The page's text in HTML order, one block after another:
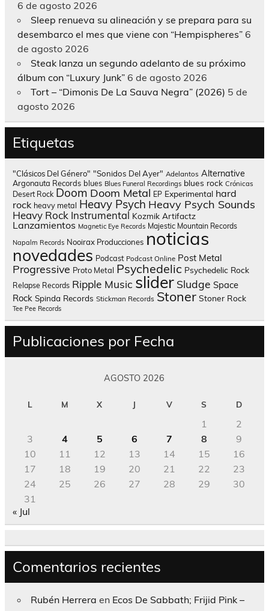
6 de agosto 2026
Sleep renueva su alineación y se prepara para su
desembarco el mes que viene con “Hempispheres” 6
de agosto 2026
Steak lanza un segundo adelanto de su próximo
álbum con “Luxury Junk” 6 de agosto 2026
Tort – “Dimonis De La Sauva Negra” (2026) 5 de
agosto 2026
Etiquetas
"Clásicos Del Género" "Sonidos Del Ayer" Adelantos Alternative
Argonauta Records blues Blues Funeral Recordings blues rock Crónicas
Desert Rock Doom Doom Metal EP Experimental hard
rock heavy metal Heavy Psych Heavy Psych Sounds
Heavy Rock Instrumental Kozmik Artifactz
Lanzamientos Magnetic Eye Records Majestic Mountain Records
Napalm Records Nooirax Producciones noticias
novedades Podcast Podcast Online Post Metal
Progressive Proto Metal Psychedelic Psychedelic Rock
Relapse Records Ripple Music slider Sludge Space
Rock Spinda Records Stickman Records Stoner Stoner Rock
Tee Pee Records
Publicaciones por Fecha
AGOSTO 2026
L M X J V S D
1
2
3
4 5 6 7 8
9
10
11 12 13 14 15
16
17
18 19 20 21 22
23
24
25 26 27 28 29
30
31
« Jul
Comentarios recientes
Rubén Herrera en Ecos De Sabbath; Frijid Pink –